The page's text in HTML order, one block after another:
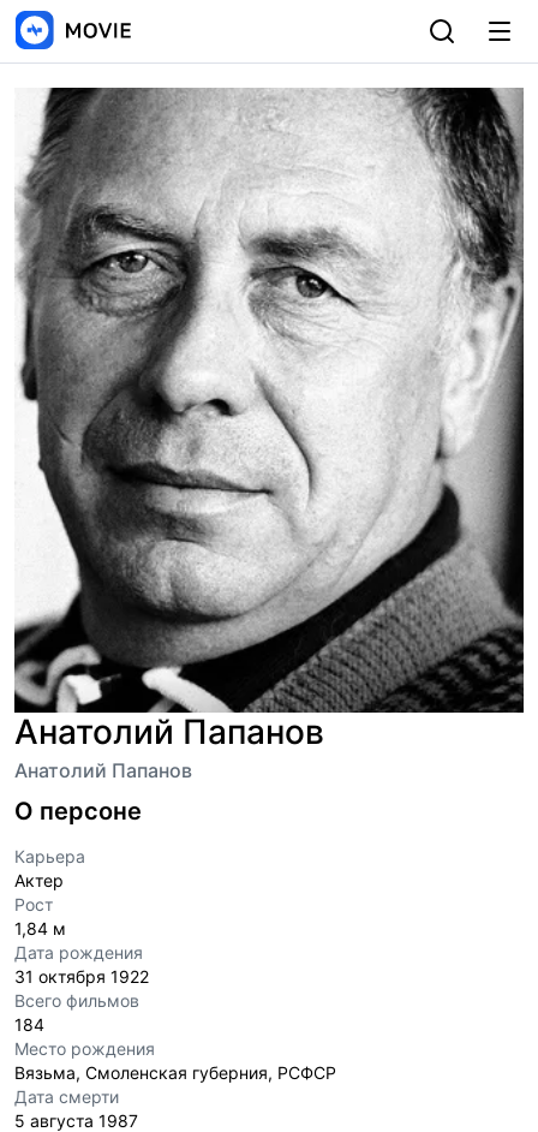
Анатолий Папанов
Анатолий Папанов
О персоне
Карьера
Актер
Рост
1,84 м
Дата рождения
31 октября 1922
Всего фильмов
184
Место рождения
Вязьма, Смоленская губерния, РСФСР
Дата смерти
5 августа 1987